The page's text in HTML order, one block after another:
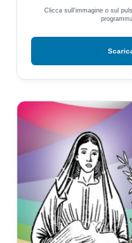
Clicca sull'immagine o sul